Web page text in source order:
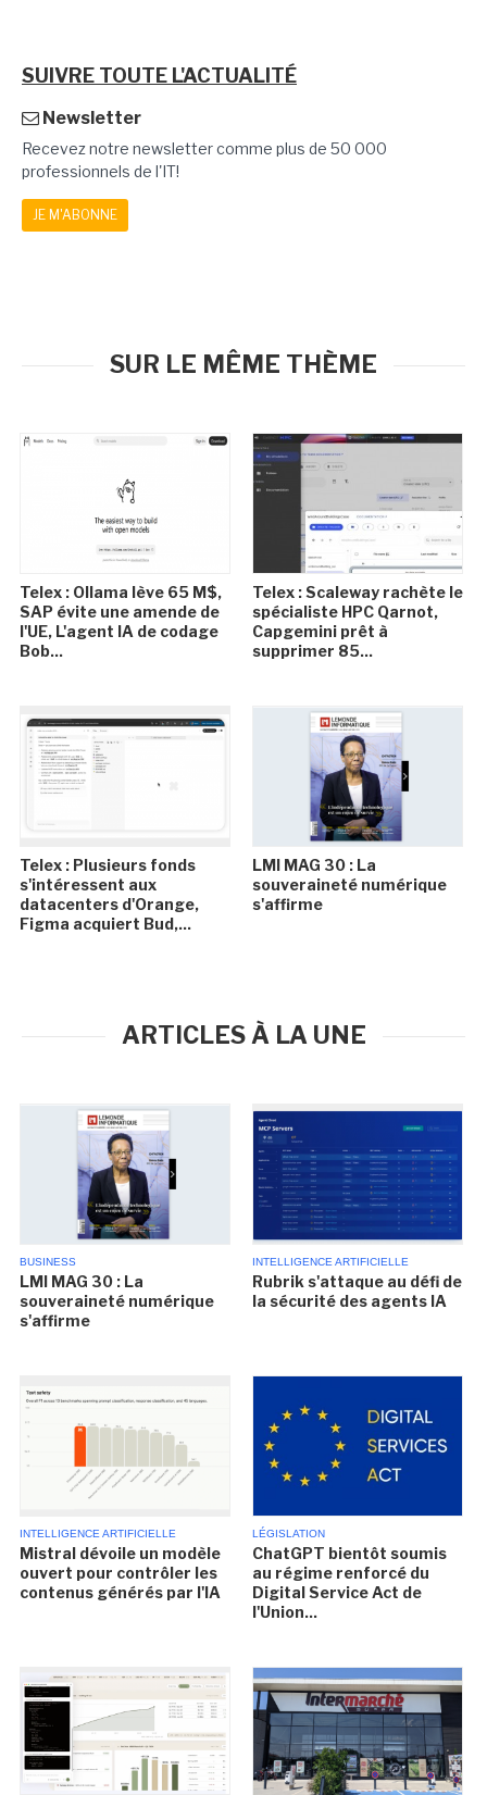
SUIVRE TOUTE L'ACTUALITÉ
Newsletter
Recevez notre newsletter comme plus de 50 000
professionnels de l'IT!
JE M'ABONNE
SUR LE MÊME THÈME
Telex : Ollama lève 65 M$,
SAP évite une amende de
l'UE, L'agent IA de codage
Bob...
Telex : Scaleway rachète le
spécialiste HPC Qarnot,
Capgemini prêt à
supprimer 85...
Telex : Plusieurs fonds
s'intéressent aux
datacenters d'Orange,
Figma acquiert Bud,...
LMI MAG 30 : La
souveraineté numérique
s'affirme
ARTICLES À LA UNE
BUSINESS
LMI MAG 30 : La
souveraineté numérique
s'affirme
INTELLIGENCE ARTIFICIELLE
Rubrik s'attaque au défi de
la sécurité des agents IA
INTELLIGENCE ARTIFICIELLE
Mistral dévoile un modèle
ouvert pour contrôler les
contenus générés par l'IA
LÉGISLATION
ChatGPT bientôt soumis
au régime renforcé du
Digital Service Act de
l'Union...